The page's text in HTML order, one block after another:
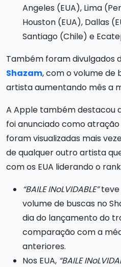
Angeles (EUA), Lima
Houston (EUA), Dallas
Santiago (Chile) e
Também foram divulgados
Shazam, com o volume de
artista aumentando mês a
A Apple também destacou
foi anunciado como
foram visualizadas mais
de qualquer outro artista
com os EUA liderando o
“BAILE INoLVIDABLE”teve
volume de buscas no
dia do lançamento do
comparação com a
anteriores.
Nos EUA, “BAILE